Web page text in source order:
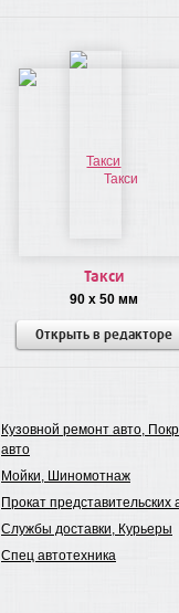
Такси
90 x 50 мм
Открыть в редакторе
Кузовной ремонт авто,
авто
Мойки, Шиномотнаж
Прокат представительских
Службы доставки, Курьеры
Спец автотехника